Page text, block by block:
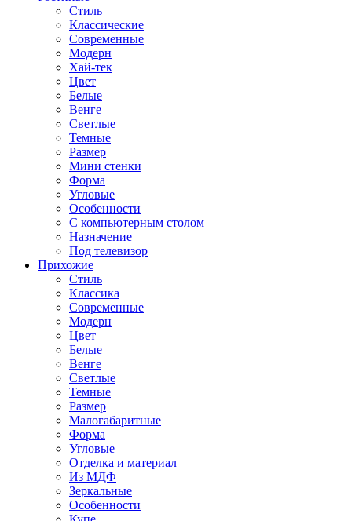
Стиль
Классические
Современные
Модерн
Хай-тек
Цвет
Белые
Венге
Светлые
Темные
Размер
Мини стенки
Форма
Угловые
Особенности
С компьютерным столом
Назначение
Под телевизор
Прихожие
Стиль
Классика
Современные
Модерн
Цвет
Белые
Венге
Светлые
Темные
Размер
Малогабаритные
Форма
Угловые
Отделка и материал
Из МДФ
Зеркальные
Особенности